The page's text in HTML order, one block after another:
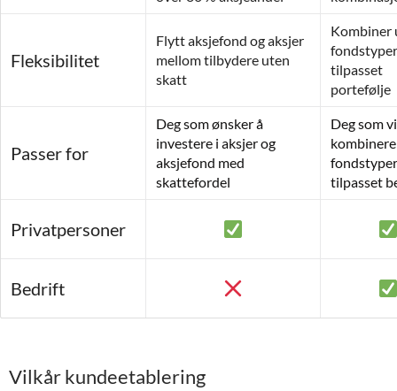
Fleksibilitet
Flytt aksjefond og aksjer
mellom tilbydere uten
skatt
Kombiner
tilpasset
portefølje
Passer for
Deg som ønsker å
investere i aksjer og
aksjefond med
skattefordel
Deg som
tilpasset
Privatpersoner
Bedrift
Vilkår kundeetablering